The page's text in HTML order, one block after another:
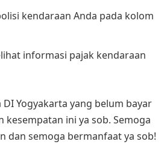
kendaraan Anda pada kolom
informasi pajak kendaraan
Yogyakarta yang belum bayar
kesempatan ini ya sob. Semoga
dan semoga bermanfaat ya sob!